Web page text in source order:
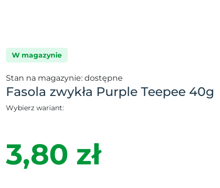
W magazynie
Stan na magazynie: dostępne
Fasola zwykła Purple Teepee 40g
Wybierz wariant:
3,80 zł